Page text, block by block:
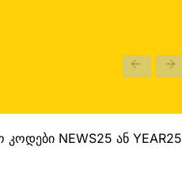
NEWS25 ან YEAR25